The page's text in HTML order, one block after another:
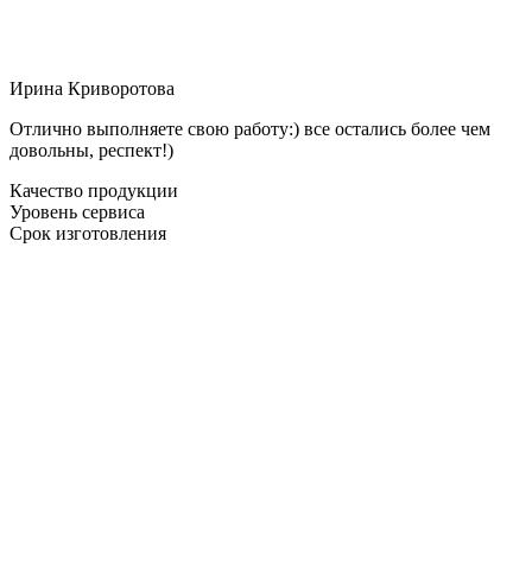
Ирина Криворотова
Отлично выполняете свою работу:) все остались более чем
довольны, респект!)
Качество продукции
Уровень сервиса
Срок изготовления